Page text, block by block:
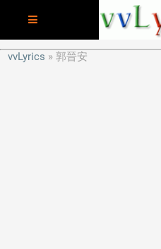
vvLyrics
郭晉安